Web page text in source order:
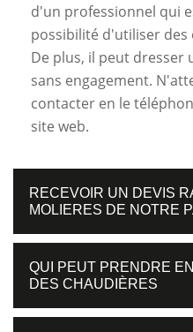
d'un professionnel qui
possibilité d'utiliser
De plus, il peut
sans engagement.
contacter en le
site web.
RECEVOIR UN DEVIS
MOLIERES DE NOTRE
QUI PEUT PRENDRE
DES CHAUDIÈRES